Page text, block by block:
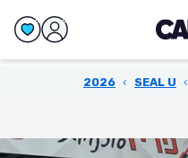
›
SEAL U
›
2026